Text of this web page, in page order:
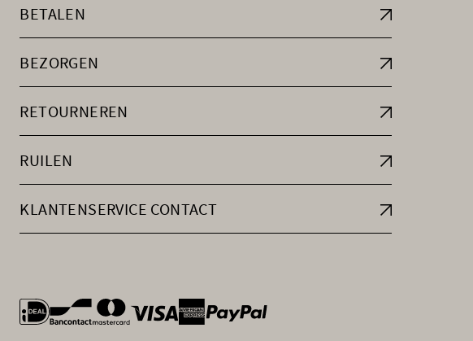
BETALEN
BEZORGEN
RETOURNEREN
RUILEN
KLANTENSERVICE CONTACT
general.paymentOptions